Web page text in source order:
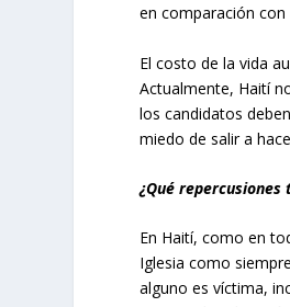
en comparación
El costo de la vida
Actualmente, Haití
los candidatos
miedo de salir a
¿Qué
En Haití, como en
Iglesia como
alguno es víctima,